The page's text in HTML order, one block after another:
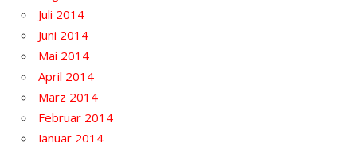
Juli 2014
Juni 2014
Mai 2014
April 2014
März 2014
Februar 2014
Januar 2014